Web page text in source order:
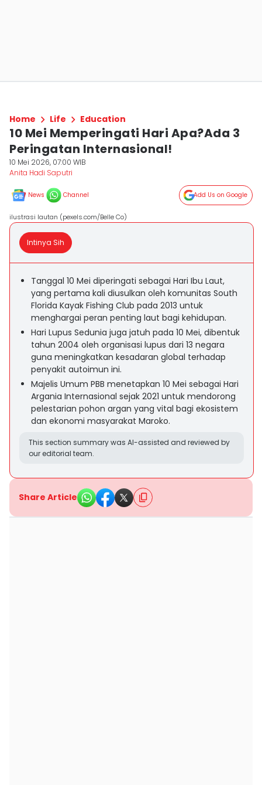
Home Life Education
10 Mei Memperingati Hari Apa?Ada 3
Peringatan Internasional!
10 Mei 2026, 07:00 WIB
Anita Hadi Saputri
News Channel Add Us on Google
ilustrasi lautan (pexels.com/Belle Co)
Intinya Sih
Tanggal 10 Mei diperingati sebagai Hari Ibu Laut,
yang pertama kali diusulkan oleh komunitas South
Florida Kayak Fishing Club pada 2013 untuk
menghargai peran penting laut bagi kehidupan.
Hari Lupus Sedunia juga jatuh pada 10 Mei, dibentuk
tahun 2004 oleh organisasi lupus dari 13 negara
guna meningkatkan kesadaran global terhadap
penyakit autoimun ini.
Majelis Umum PBB menetapkan 10 Mei sebagai Hari
Argania Internasional sejak 2021 untuk mendorong
pelestarian pohon argan yang vital bagi ekosistem
dan ekonomi masyarakat Maroko.
This section summary was AI-assisted and reviewed by
our editorial team.
Share Article